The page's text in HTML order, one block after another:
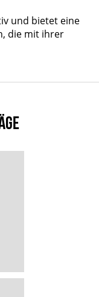
und bietet eine
die mit ihrer